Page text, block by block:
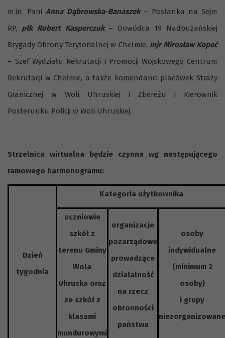
m.in. Pani Anna Dąbrowska-Banaszek– Posłanka na Sejm
RP, płk Robert Kasperczuk– Dowódca 19 Nadbużańskiej
Brygady Obrony Terytorialnej w Chełmie, mjr Mirosław Kopeć
– Szef Wydziału Rekrutacji i Promocji Wojskowego Centrum
Rekrutacji w Chełmie, a także komendanci placówek Straży
Granicznej w Woli Uhruskiej i Zbereżu i Kierownik
Posterunku Policji w Woli Uhruskiej.
Strzelnica wirtualna będzie czynna wg następującego
ramowego harmonogramu:
Dzień
tygodnia
Kategoria użytkownika
uczniowie
szkół z
terenu Gminy
Wola
Uhruska oraz
ze szkół z
klasami
mundurowymi
organizacje
pozarządowe
prowadzące
działalność
na rzecz
obronności
państwa
osoby
indywidualne
(minimum 2
osoby)
i grupy
niezorganizowane